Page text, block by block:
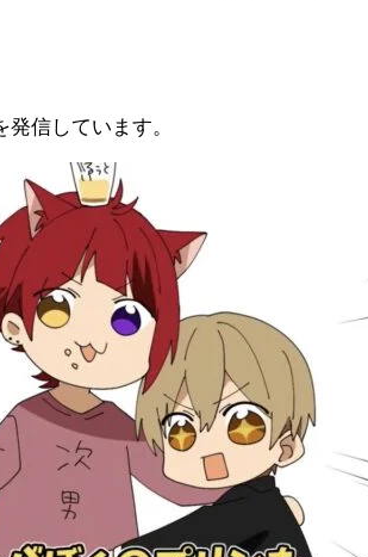
信しています。